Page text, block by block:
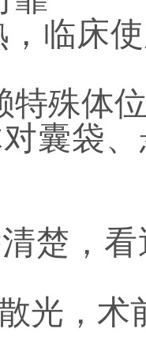
临床
特殊体
囊袋
楚，
光，术